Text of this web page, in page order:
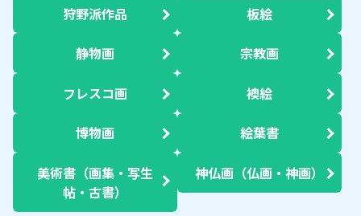
狩野派作品 板絵
静物画 宗教画
フレスコ画 襖絵
博物画 絵葉書
美術書（画集・写生
帖・古書）
神仏画（仏画・神画）